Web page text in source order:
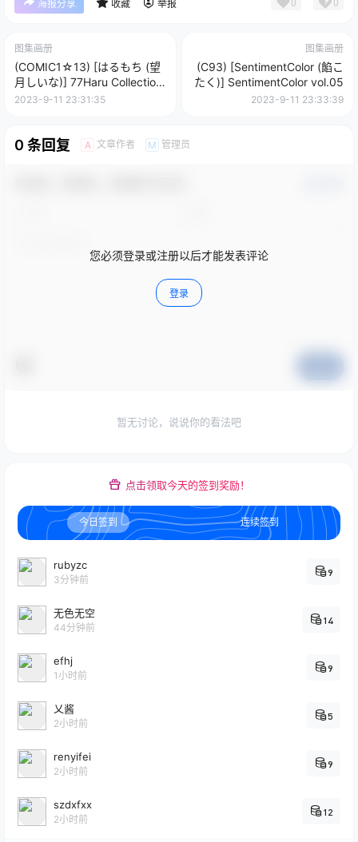
海报分享 收藏 举报 0 0
图集画册
(COMIC1☆13) [はるもち (望
月しいな)] 77Haru Collection
4
2023-9-11 23:31:35
图集画册
(C93) [SentimentColor (餡こ
たく)] SentimentColor vol.05
2023-9-11 23:33:39
0 条回复 A 文章作者 M 管理员
您必须登录或注册以后才能发表评论
登录
暂无讨论，说说你的看法吧
点击领取今天的签到奖励！
今日签到 连续签到
rubyzc
3分钟前
9
无色无空
44分钟前
14
efhj
1小时前
9
乂酱
2小时前
5
renyifei
2小时前
9
szdxfxx
2小时前
12